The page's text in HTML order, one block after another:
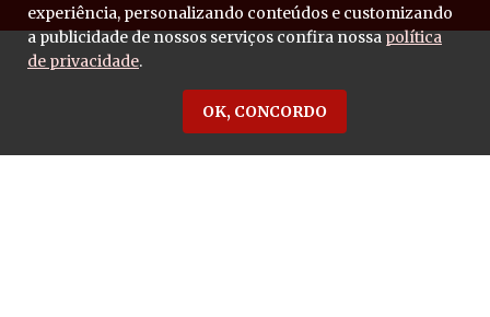
experiência, personalizando conteúdos e customizando
a publicidade de nossos serviços confira nossapolítica
de privacidade.
OK, CONCORDO